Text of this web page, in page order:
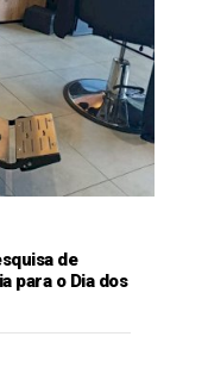
de
para o Dia dos